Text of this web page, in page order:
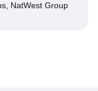
NatWest Group